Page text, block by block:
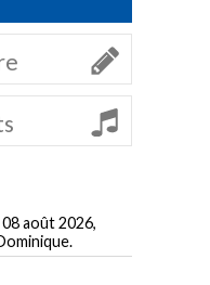
août 2026,